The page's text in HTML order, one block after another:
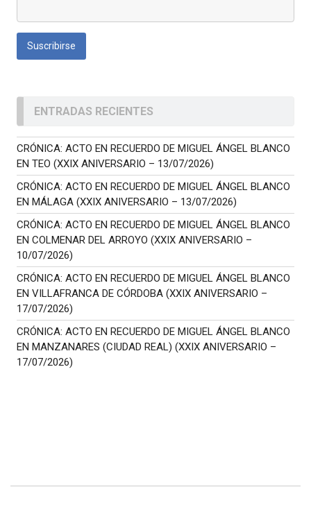
ENTRADAS RECIENTES
CRÓNICA: ACTO EN RECUERDO DE MIGUEL ÁNGEL BLANCO
EN TEO (XXIX ANIVERSARIO – 13/07/2026)
CRÓNICA: ACTO EN RECUERDO DE MIGUEL ÁNGEL BLANCO
EN MÁLAGA (XXIX ANIVERSARIO – 13/07/2026)
CRÓNICA: ACTO EN RECUERDO DE MIGUEL ÁNGEL BLANCO
EN COLMENAR DEL ARROYO (XXIX ANIVERSARIO –
10/07/2026)
CRÓNICA: ACTO EN RECUERDO DE MIGUEL ÁNGEL BLANCO
EN VILLAFRANCA DE CÓRDOBA (XXIX ANIVERSARIO –
17/07/2026)
CRÓNICA: ACTO EN RECUERDO DE MIGUEL ÁNGEL BLANCO
EN MANZANARES (CIUDAD REAL) (XXIX ANIVERSARIO –
17/07/2026)